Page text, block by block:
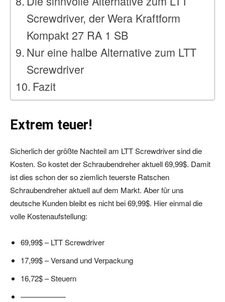
Screwdriver, der Wera Kraftform
Kompakt 27 RA 1 SB
Nur eine halbe Alternative zum LTT
Screwdriver
Fazit
Extrem teuer!
Sicherlich der größte Nachteil am LTT Screwdriver sind die
Kosten. So kostet der Schraubendreher aktuell 69,99$. Damit
ist dies schon der so ziemlich teuerste Ratschen
Schraubendreher aktuell auf dem Markt. Aber für uns
deutsche Kunden bleibt es nicht bei 69,99$. Hier einmal die
volle Kostenaufstellung:
69,99$ – LTT Screwdriver
17,99$ – Versand und Verpackung
16,72$ – Steuern
——————